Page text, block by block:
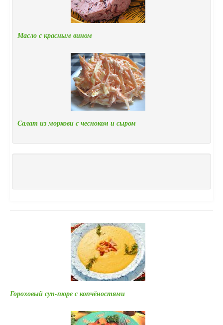
Масло с красным вином
Салат из моркови с чесноком и сыром
Гороховый суп-пюре с копчёностями